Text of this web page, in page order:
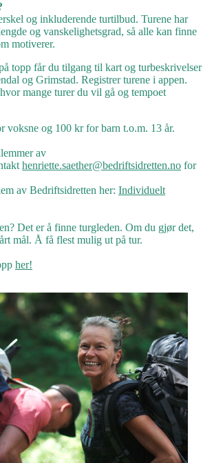
og inkluderende turtilbud. Turene har
og vanskelighetsgrad, så alle kan finne
motiverer.
topp får du tilgang til kart og turbeskrivelser
og Grimstad. Registrer turene i appen.
mange turer du vil gå og tempoet
voksne og 100 kr for barn t.o.m. 13 år.
av
henriette.saether@bedriftsidretten.no for
av Bedriftsidretten her: Individuelt
Det er å finne turgleden. Om du gjør det,
mål. Å få flest mulig ut på tur.
her!